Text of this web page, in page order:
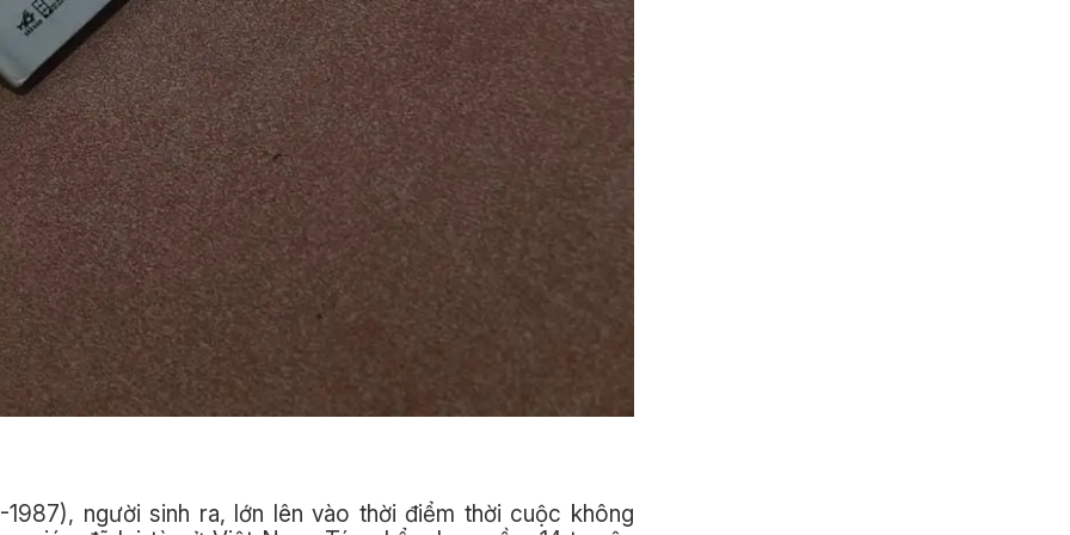
người sinh ra, lớn lên vào thời điểm thời cuộc không